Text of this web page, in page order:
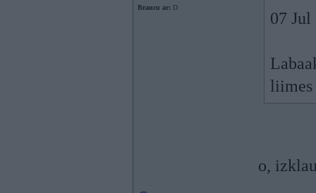
Braucu ar: D
07
liimes
o,